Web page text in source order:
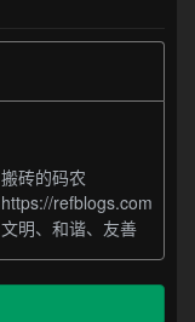
搬砖的码农
https://refblogs.com
文明、和谐、友善